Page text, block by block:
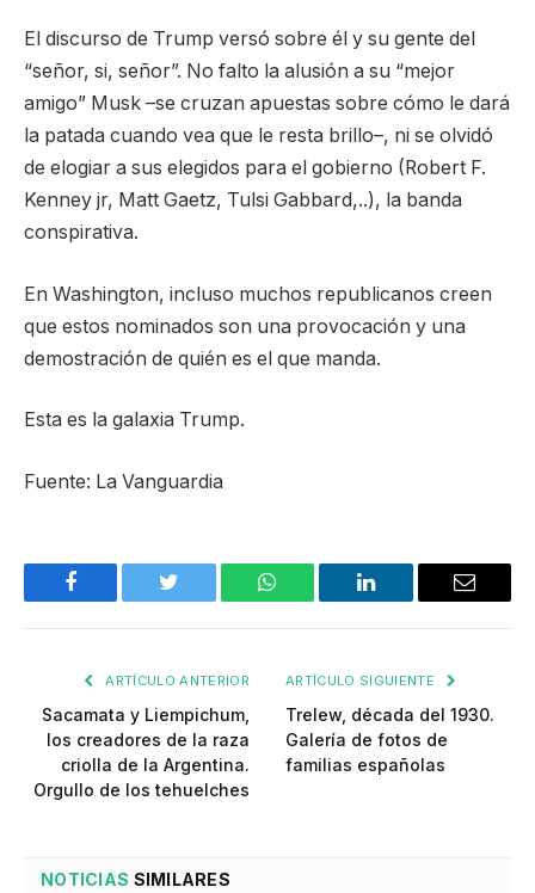
El discurso de Trump versó sobre él y su gente del
“señor, si, señor”. No falto la alusión a su “mejor
amigo” Musk –se cruzan apuestas sobre cómo le dará
la patada cuando vea que le resta brillo–, ni se olvidó
de elogiar a sus elegidos para el gobierno (Robert F.
Kenney jr, Matt Gaetz, Tulsi Gabbard,..), la banda
conspirativa.
En Washington, incluso muchos republicanos creen
que estos nominados son una provocación y una
demostración de quién es el que manda.
Esta es la galaxia Trump.
Fuente: La Vanguardia
Facebook Twitter WhatsApp LinkedIn Email
ARTÍCULO ANTERIOR
Sacamata y Liempichum,
los creadores de la raza
criolla de la Argentina.
Orgullo de los tehuelches
ARTÍCULO SIGUIENTE
Trelew, década del 1930.
Galería de fotos de
familias españolas
NOTICIAS SIMILARES